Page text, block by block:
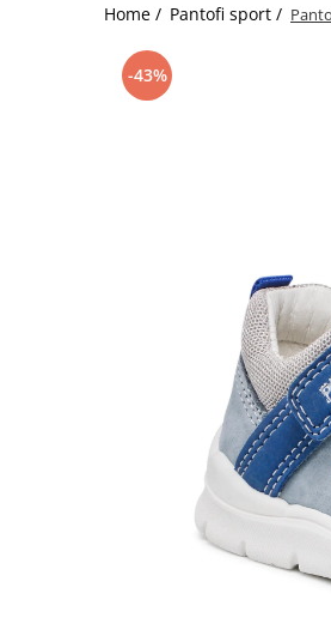
Home / Pantofi sport /
-43%